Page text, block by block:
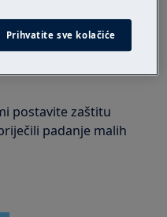
postavite zaštitu
padanje malih
Prihvatite sve kolačiće